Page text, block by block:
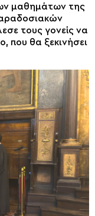
μαθημάτων της
τους γονείς να
που θα ξεκινήσει